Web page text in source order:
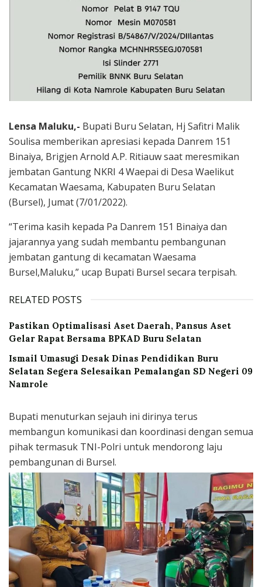
Lensa Maluku,- Bupati Buru Selatan, Hj Safitri Malik
Soulisa memberikan apresiasi kepada Danrem 151
Binaiya, Brigjen Arnold A.P. Ritiauw saat meresmikan
jembatan Gantung NKRI 4 Waepai di Desa Waelikut
Kecamatan Waesama, Kabupaten Buru Selatan
(Bursel), Jumat (7/01/2022).
“Terima kasih kepada Pa Danrem 151 Binaiya dan
jajarannya yang sudah membantu pembangunan
jembatan gantung di kecamatan Waesama
Bursel,Maluku,” ucap Bupati Bursel secara terpisah.
RELATED POSTS
Pastikan Optimalisasi Aset Daerah, Pansus Aset
Gelar Rapat Bersama BPKAD Buru Selatan
Ismail Umasugi Desak Dinas Pendidikan Buru
Selatan Segera Selesaikan Pemalangan SD Negeri 09
Namrole
Bupati menuturkan sejauh ini dirinya terus
membangun komunikasi dan koordinasi dengan semua
pihak termasuk TNI-Polri untuk mendorong laju
pembangunan di Bursel.